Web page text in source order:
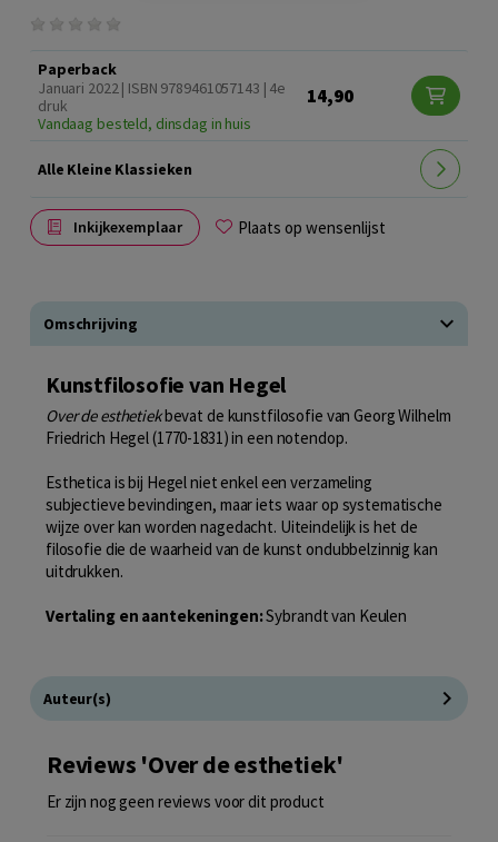
Paperback
Januari 2022 | ISBN 9789461057143 | 4e
druk
Vandaag besteld, dinsdag in huis
14,90
Alle Kleine Klassieken
Inkijkexemplaar Plaats op wensenlijst
Omschrijving
Kunstfilosofie van Hegel
Over de esthetiekbevat de kunstfilosofie van Georg Wilhelm
Friedrich Hegel (1770-1831) in een notendop.
Esthetica is bij Hegel niet enkel een verzameling
subjectieve bevindingen, maar iets waar op systematische
wijze over kan worden nagedacht. Uiteindelijk is het de
filosofie die de waarheid van de kunst ondubbelzinnig kan
uitdrukken.
Vertaling en aantekeningen:Sybrandt van Keulen
Auteur(s)
Reviews 'Over de esthetiek'
Er zijn nog geen reviews voor dit product